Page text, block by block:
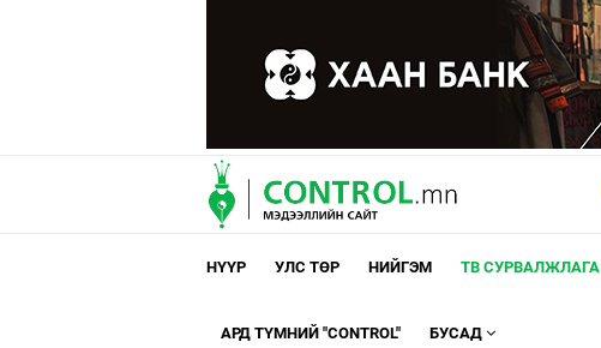
НҮҮР УЛС ТӨР НИЙГЭМ ТВ СУРВАЛЖЛАГА
АРД ТҮМНИЙ "CONTROL" БУСАД